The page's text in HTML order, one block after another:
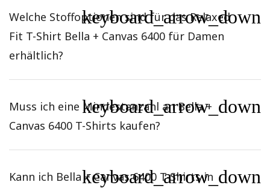
Welche Stoffoptionen sind für das Relaxed
Fit T-Shirt Bella + Canvas 6400 für Damen
erhältlich?
keyboard_arrow_down
Muss ich eine Mindestanzahl an Bella +
Canvas 6400 T-Shirts kaufen?
keyboard_arrow_down
Kann ich Bella + Canvas 6400 T-Shirts in
keyboard_arrow_down